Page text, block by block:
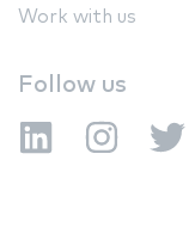
Work with us
Follow us